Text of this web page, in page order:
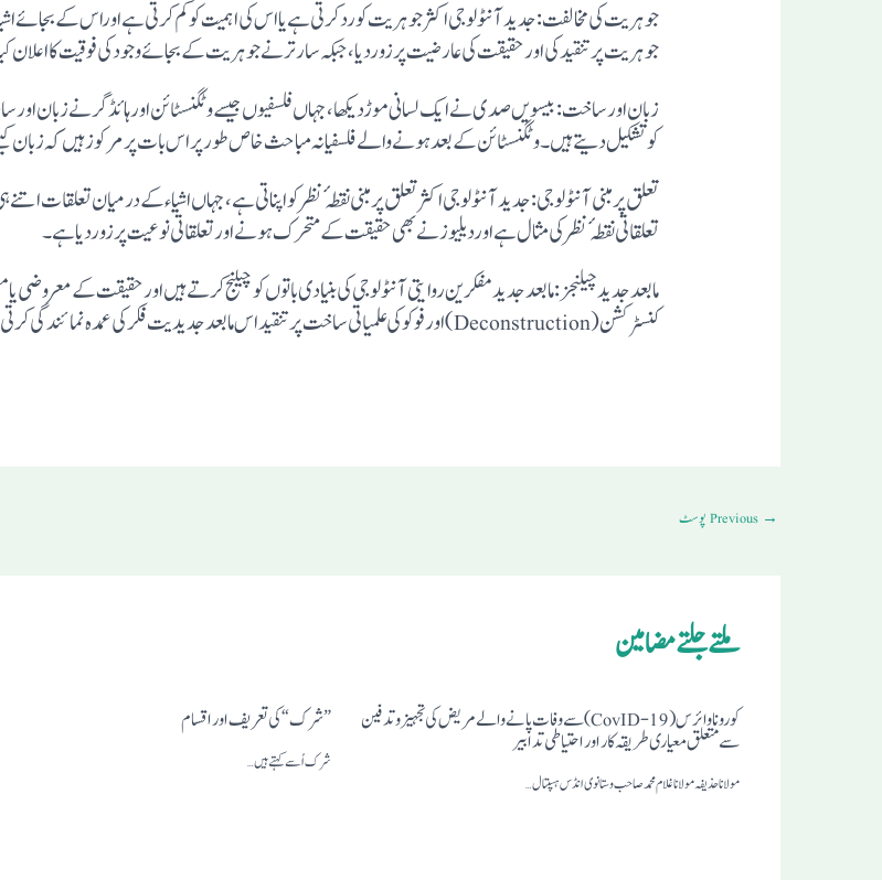
جوہریت کی مخالفت:جدید آنٹولوجی اکثر جوہریت کو رد کرتی ہے یا اس کی اہمیت کو کم کرتی ہے اوراس کے بجائے
جوہریت پرتنقید کی اورحقیقت کی عارضیت پر زوردیا، جبکہ سارتر نے جوہریت کے بجائے وجود کی فوقیت کا اعلان
زبان اورساخت: بیسویں صدی نے ایک لسانی موڑدیکھا، جہاں فلسفیوں جیسے وٹگنسٹائن اورہائڈگرنے زبان
کوتشکیل دیتے ہیں۔ وٹگنسٹائن کے بعد ہونے والے فلسفیانہ مباحث خاص طورپراس بات پرمرکوز ہیں کہ زبان
تعلق پرمبنی آنٹولوجی: جدید آنٹولوجی اکثر تعلق پرمبنی نقطہٴ نظرکواپناتی ہے، جہاں اشیاء کے درمیان تعلقات
تعلقاتی نقطہٴ نظر کی مثال ہے اوردیلیوز نے بھی حقیقت کے متحرک ہونے اورتعلقاتی نوعیت پرزوردیا ہے۔
مابعد جدید چیلنجز: مابعد جدید مفکرین روایتی آنٹولوجی کی بنیادی باتوں کو چیلنج کرتے ہیں اورحقیقت کے
کنسٹرکشن(Deconstruction) اور فوکو کی علمیاتی ساخت پرتنقید اس مابعد جدیدیت فکر کی عمدہ نمائندگی کرتی ہے۔
→
ملتے جلتے مضامین
کوروناوائرس (19-CovID) سے وفات پانے والے مریض کی تجہیز و تد فین
سے متعلق معیاری طریقہ کار اور احتیاطی تدابیر
مولانا حذیفہ مولانا غلام محمد صاحب وستانوی انڈس ہسپتال…
”شرک“کی تعریف اور اقسام
شرک اُسے کہتے ہیں…